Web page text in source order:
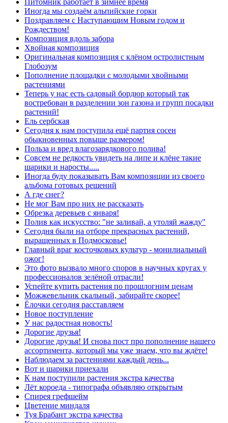
Питомник работает в зимнее время
Иногда мы создаём альпийские горки
Поздравляем с Наступающим Новым годом и
Рождеством!
Композиция вдоль забора
Хвойная композиция
Оригинальная композиция с клёном остролистным
Глобозум
Пополнение площадки с молодыми хвойными
растениями
Теперь у нас есть садовый бордюр который так
востребован в разделении зон газона и групп посадки
растений!
Ель сербская
Сегодня к нам поступила ещё партия сосен
обыкновенных повыше размером!
Польза и вред влагозарядкового полива!
Совсем не редкость увидеть на липе и клёне такие
шарики и наросты.....
Иногда буду показывать Вам композиции из своего
альбома готовых решений
А где снег?
Не мог Вам про них не рассказать
Обрезка деревьев с января!
Полив как искусство: "не заливай, а утоляй жажду"
Сегодня были на отборе прекрасных растений,
выращенных в Подмосковье!
Главный враг косточковых культур - монилиальный
ожог!
Это фото вызвало много споров в научных кругах у
профессионалов зелёной отрасли!
Успейте купить растения по прошлогним ценам
Можжевельник скальный, забирайте скорее!
Ёлочки сегодня расставляем
Новое поступление
У нас радостная новость!
Дорогие друзья!
Дорогие друзья! И снова пост про пополнение нашего
ассортимента, который мы уже знаем, что вы ждёте!
Наблюдаем за растениями каждый день...
Вот и шарики приехали
К нам поступили растения экстра качества
Лёт короеда - типографа объявляю открытым
Спирея грефшейм
Цветение миндаля
Туя Брабант экстра качества